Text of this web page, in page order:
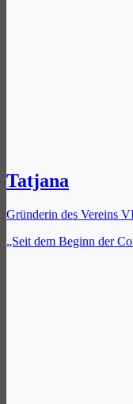
Tatjana
Gründerin des Vereins
„Seit dem Beginn der